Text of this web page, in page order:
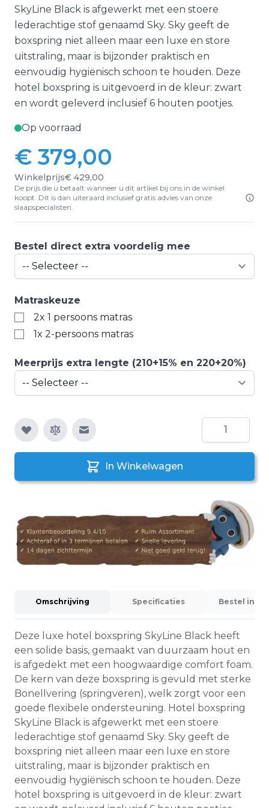
SkyLine Black is afgewerkt met een stoere
lederachtige stof genaamd Sky. Sky geeft de
boxspring niet alleen maar een luxe en store
uitstraling, maar is bijzonder praktisch en
eenvoudig hygiënisch schoon te houden. Deze
hotel boxspring is uitgevoerd in de kleur: zwart
en wordt geleverd inclusief 6 houten pootjes.
Op voorraad
€ 379,00
Winkelprijs€ 429,00
De prijs die u betaalt wanneer u dit artikel bij ons in de winkel
koopt. Dit is dan uiteraard inclusief gratis advies van onze
slaapspecialisten.
Bestel direct extra voordelig mee
Matraskeuze
2x 1 persoons matras
1x 2-persoons matras
Meerprijs extra lengte (210+15% en 220+20%)
E-mail naar een vriend
Aantal
In Winkelwagen
Omschrijving Specificaties Bestel
Deze luxe hotel boxspring SkyLine Black heeft
een solide basis, gemaakt van duurzaam hout en
is afgedekt met een hoogwaardige comfort foam.
De kern van deze boxspring is gevuld met sterke
Bonellvering (springveren), welk zorgt voor een
goede flexibele ondersteuning. Hotel boxspring
SkyLine Black is afgewerkt met een stoere
lederachtige stof genaamd Sky. Sky geeft de
boxspring niet alleen maar een luxe en store
uitstraling, maar is bijzonder praktisch en
eenvoudig hygiënisch schoon te houden. Deze
hotel boxspring is uitgevoerd in de kleur: zwart